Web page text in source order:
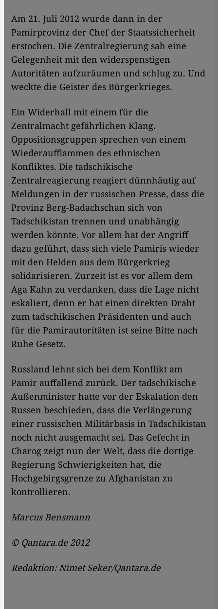
Am 21. Juli 2012 wurde dann in der
Pamirprovinz der Chef der Staatssicherheit
erstochen. Die Zentralregierung sah eine
Gelegenheit mit den widerspenstigen
Autoritäten aufzuräumen und schlug zu. Und
weckte die Geister des Bürgerkrieges.
Ein Widerhall mit einem für die
Zentralmacht gefährlichen Klang.
Oppositionsgruppen sprechen von einem
Wiederaufflammen des ethnischen
Konfliktes. Die tadschikische
Zentralreagierung reagiert dünnhäutig auf
Meldungen in der russischen Presse, dass die
Provinz Berg-Badachschan sich von
Tadschikistan trennen und unabhängig
werden könnte. Vor allem hat der Angriff
dazu geführt, dass sich viele Pamiris wieder
mit den Helden aus dem Bürgerkrieg
solidarisieren. Zurzeit ist es vor allem dem
Aga Kahn zu verdanken, dass die Lage nicht
eskaliert, denn er hat einen direkten Draht
zum tadschikischen Präsidenten und auch
für die Pamirautoritäten ist seine Bitte nach
Ruhe Gesetz.
Russland lehnt sich bei dem Konflikt am
Pamir auffallend zurück. Der tadschikische
Außenminister hatte vor der Eskalation den
Russen beschieden, dass die Verlängerung
einer russischen Militärbasis in Tadschikistan
noch nicht ausgemacht sei. Das Gefecht in
Charog zeigt nun der Welt, dass die dortige
Regierung Schwierigkeiten hat, die
Hochgebirgsgrenze zu Afghanistan zu
kontrollieren.
Marcus Bensmann
© Qantara.de 2012
Redaktion: Nimet Seker/Qantara.de